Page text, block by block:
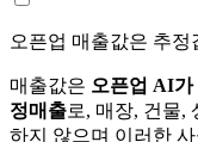
오픈업 매출값은 추정
매출값은 오픈업 AI가
정매출로, 매장, 건물,
하지 않으며 이러한